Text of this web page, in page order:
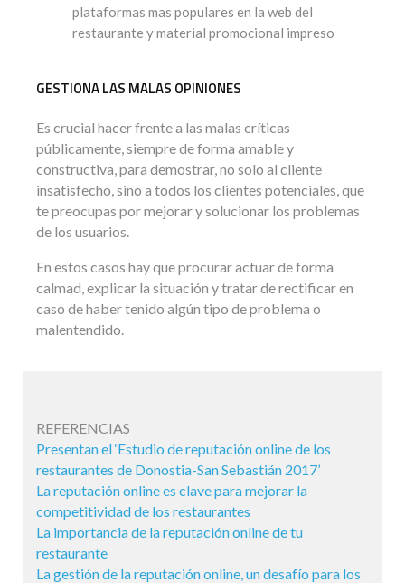
plataformas mas populares en la web del
restaurante y material promocional impreso
GESTIONA LAS MALAS OPINIONES
Es crucial hacer frente a las malas críticas
públicamente, siempre de forma amable y
constructiva, para demostrar, no solo al cliente
insatisfecho, sino a todos los clientes potenciales, que
te preocupas por mejorar y solucionar los problemas
de los usuarios.
En estos casos hay que procurar actuar de forma
calmad, explicar la situación y tratar de rectificar en
caso de haber tenido algún tipo de problema o
malentendido.
REFERENCIAS
Presentan el ‘Estudio de reputación online de los
restaurantes de Donostia-San Sebastián 2017’
La reputación online es clave para mejorar la
competitividad de los restaurantes
La importancia de la reputación online de tu
restaurante
La gestión de la reputación online, un desafío para los